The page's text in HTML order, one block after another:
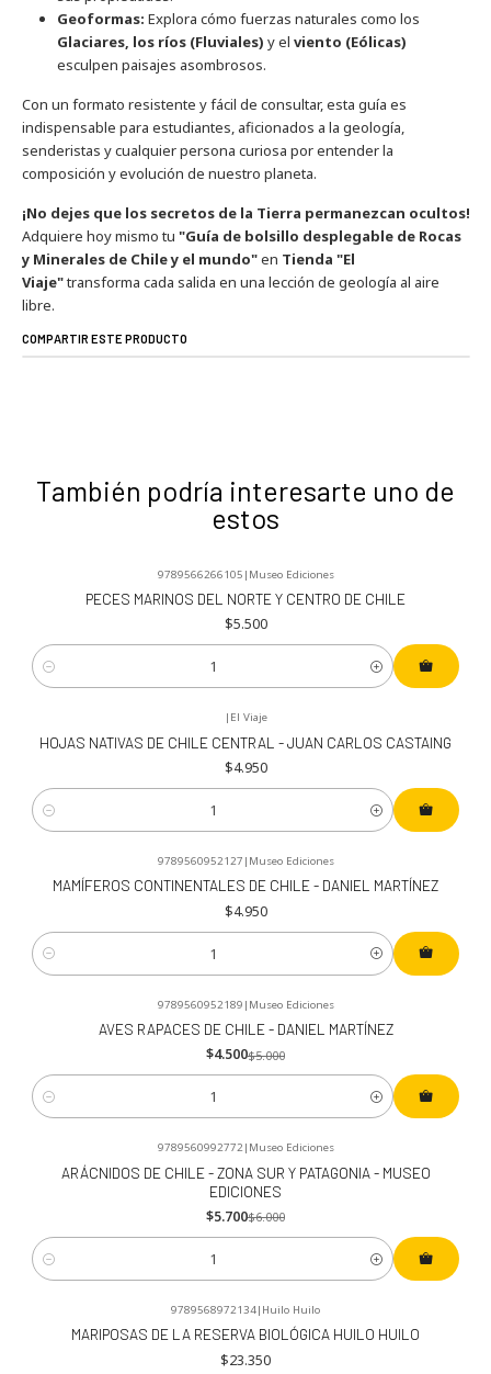
Geoformas: Explora cómo fuerzas naturales como los
Glaciares, los ríos (Fluviales) y el viento (Eólicas)
esculpen paisajes asombrosos.
Con un formato resistente y fácil de consultar, esta guía es
indispensable para estudiantes, aficionados a la geología,
senderistas y cualquier persona curiosa por entender la
composición y evolución de nuestro planeta.
¡No dejes que los secretos de la Tierra permanezcan ocultos!
Adquiere hoy mismo tu "Guía de bolsillo desplegable de Rocas
y Minerales de Chile y el mundo"en Tienda "El
Viaje"transforma cada salida en una lección de geología al aire
libre.
COMPARTIR ESTE PRODUCTO
También podría interesarte uno de
estos
9789566266105 | Museo Ediciones
PECES MARINOS DEL NORTE Y CENTRO DE CHILE
$5.500
Cantidad
| El Viaje
HOJAS NATIVAS DE CHILE CENTRAL - JUAN CARLOS CASTAING
$4.950
Cantidad
9789560952127 | Museo Ediciones
MAMÍFEROS CONTINENTALES DE CHILE - DANIEL MARTÍNEZ
$4.950
Cantidad
OFF
9789560952189 | Museo Ediciones
AVES RAPACES DE CHILE - DANIEL MARTÍNEZ
$4.500$5.000
Cantidad
OFF
9789560992772| Museo Ediciones
ARÁCNIDOS DE CHILE - ZONA SUR Y PATAGONIA - MUSEO
EDICIONES
$5.700$6.000
Cantidad
9789568972134| Huilo Huilo
MARIPOSAS DE LA RESERVA BIOLÓGICA HUILO HUILO
$23.350